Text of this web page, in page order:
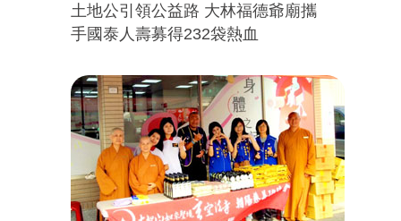
土地公引領公益路 大林福德爺廟攜
手國泰人壽募得232袋熱血